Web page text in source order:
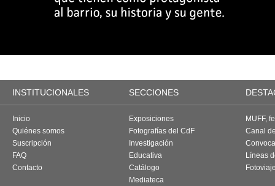
INSTITUCIONALES SECCIONES
Inicio
Quiénes somos
Suscripción
FAQ
Contacto
Exposiciones
Fotografías del CdF
Investigación
Educativa
Catálogo
Mediateca
MUFF,
Canal
Líneas